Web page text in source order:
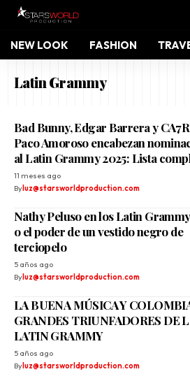
NEW LOOK FASHION
Latin Grammy
Bad Bunny, Edgar Barrera y
Paco Amoroso encabezan
al Latin Grammy 2025: Lista
11 meses ago
By luz@starsworldproduction.com
Nathy Peluso en los Latin
o el poder de un vestido negro de
terciopelo
5 años ago
By luz@starsworldproduction.com
LA BUENA MÚSICA Y
GRANDES TRIUNFADORES DE
LATIN GRAMMY
5 años ago
By luz@starsworldproduction.com